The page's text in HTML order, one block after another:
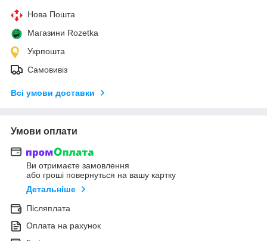
Нова Пошта
Магазини Rozetka
Укрпошта
Самовивіз
Всі умови доставки
Умови оплати
Ви отримаєте замовлення
або гроші повернуться на вашу картку
Детальніше
Післяплата
Оплата на рахунок